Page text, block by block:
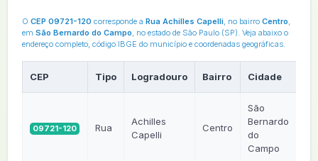
O CEP 09721-120 corresponde a Rua Achilles Capelli, no bairro Centro,
em São Bernardo do Campo, no estado de São Paulo (SP). Veja abaixo o
endereço completo, código IBGE do município e coordenadas geográficas.
CEP Tipo Logradouro Bairro Cidade
09721-120 Rua
Achilles
Capelli
Centro
São
Bernardo
do
Campo